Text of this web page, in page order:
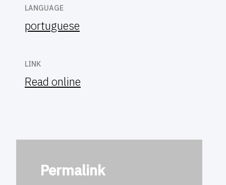
LANGUAGE
portuguese
LINK
Read online
Permalink